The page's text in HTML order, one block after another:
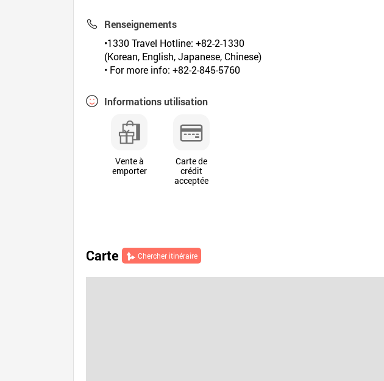
Renseignements
•1330 Travel Hotline: +82-2-1330
(Korean, English, Japanese, Chinese)
• For more info: +82-2-845-5760
Informations utilisation
Vente à
emporter
Carte de
crédit
acceptée
Carte Chercher itinéraire